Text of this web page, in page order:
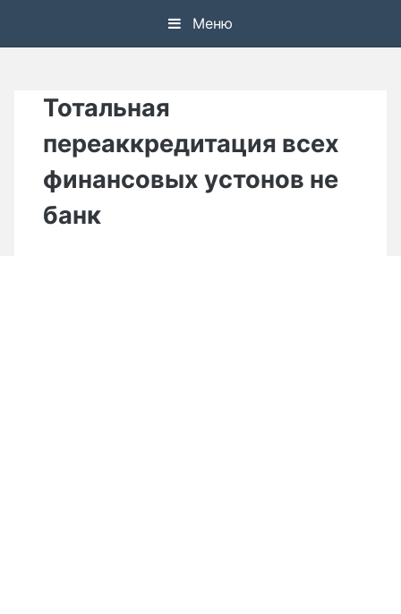
Меню
Тотальная
переаккредитация всех
финансовых устонов не
банк